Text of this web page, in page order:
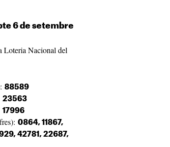
6 de setembre
Loteria Nacional del
88589
23563
17996
0864, 11867,
42781, 22687,